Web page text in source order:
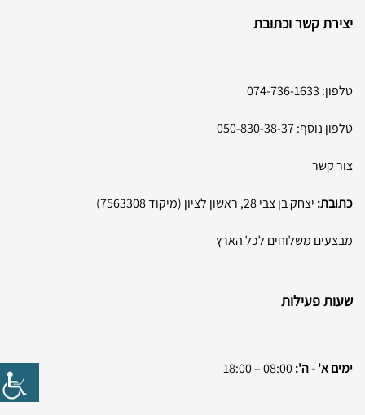
יצירת קשר וכתובת
טלפון: 074-736-1633
טלפון נוסף:050-830-38-37
צור קשר
כתובת: יצחק בן צבי 28, ראשון לציון (מיקוד 7563308)
מבצעים משלוחים לכל הארץ
שעות פעילות
ימים א' - ה':